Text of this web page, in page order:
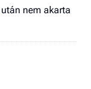
nem akarta